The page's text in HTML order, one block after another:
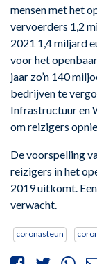
mensen met het
vervoerders 1,2
2021 1,4 miljard
voor het
jaar zo’n 140
bedrijven te
Infrastructuur en
om reizigers
De voorspelling
reizigers in het
2019 uitkomt.
verwacht.
coronasteun